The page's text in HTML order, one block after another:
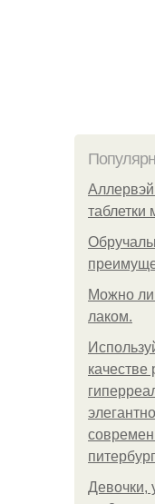
таблетки
Можно ли
лаком.
качестве
Девочки,